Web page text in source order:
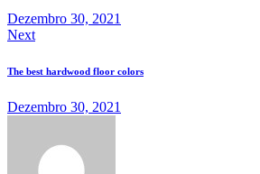
Dezembro 30, 2021
Next
The best hardwood floor colors
Dezembro 30, 2021